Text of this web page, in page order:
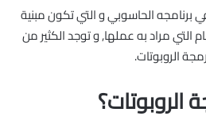
الحاسوبي و التي تكون مبنية
التي مراد به عملها, و توجد الكثير من
الروبوتات.
الروبوتات؟